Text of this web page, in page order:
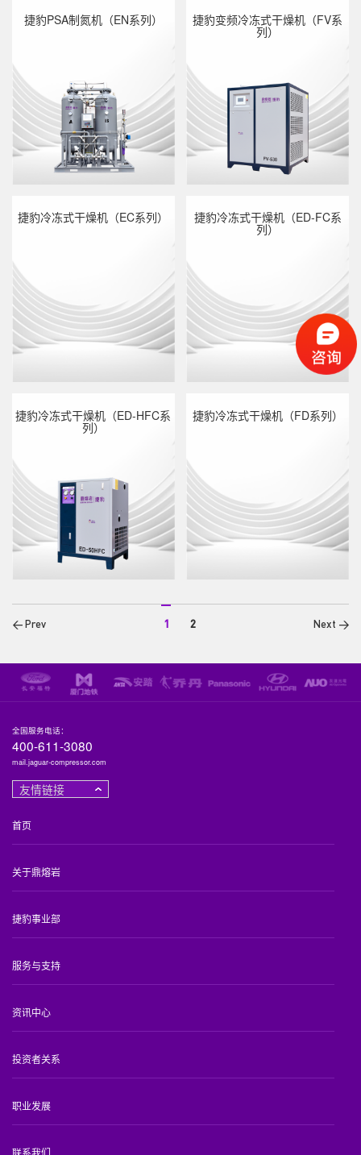
捷豹PSA制氮机（EN系列） 捷豹变频冷冻式干燥机（FV系
列）
捷豹变频冷冻式干燥机（FV系列）
捷豹冷冻式干燥机（EC系列）
捷豹冷冻式干燥机（EC系列）
捷豹冷冻式干燥机（ED-FC系
列）
捷豹冷冻式干燥机（ED-HFC系
列）
捷豹冷冻式干燥机（ED-HFC系列）
捷豹冷冻式干燥机（FD系列）
捷豹冷冻式干燥机（FD系列）
< Prev 1 2 Next >
全国服务电话：
400-611-3080
mail.jaguar-compressor.com
友情链接
首页
关于鼎熔岩
捷豹事业部
服务与支持
资讯中心
投资者关系
职业发展